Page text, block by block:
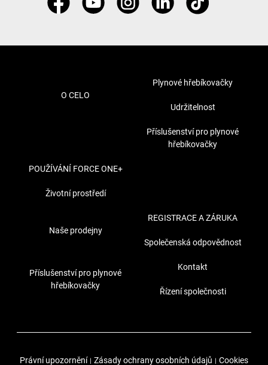
O CELO
Plynové hřebíkovačky
Udržitelnost
Příslušenství pro plynové
hřebíkovačky
POUŽÍVÁNÍ FORCE ONE+
Životní prostředí
Naše prodejny
REGISTRACE A ZÁRUKA
Společenská odpovědnost
Příslušenství pro plynové
hřebíkovačky
Kontakt
Řízení společnosti
Právní upozornění | Zásady ochrany osobních údajů | Cookies